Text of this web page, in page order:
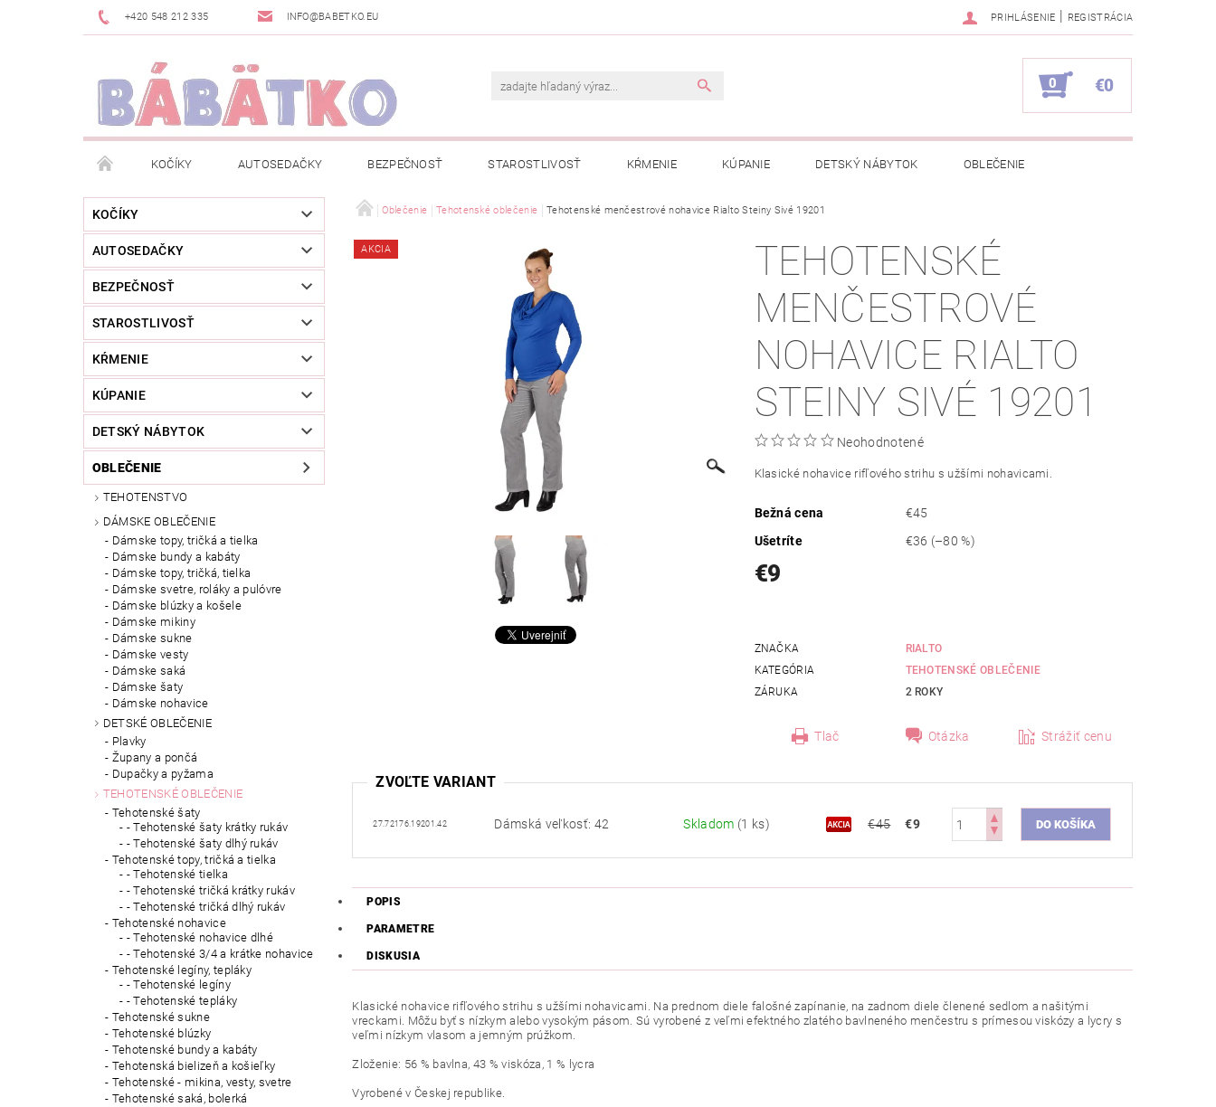
+420 548 212 335 INFO@BABETKO.EU PRIHLÁSENIE | REGISTRÁCIA
0 €0
KOČÍKY AUTOSEDAČKY BEZPEČNOSŤ STAROSTLIVOSŤ KŔMENIE KÚPANIE DETSKÝ NÁBYTOK OBLEČENIE
DOGSPACE POSLEDNÁ ŠANCA OBCHODNÉ PODMIENKY OCHRANA OSOBNÝCH ÚDAJOV
NOVINKY MOJA OBJEDNÁVKA
KOČÍKY
AUTOSEDAČKY
BEZPEČNOSŤ
STAROSTLIVOSŤ
KŔMENIE
KÚPANIE
DETSKÝ NÁBYTOK
OBLEČENIE
TEHOTENSTVO
DÁMSKE OBLEČENIE
Dámske topy, tričká a tielka
Dámske bundy a kabáty
Dámske topy, tričká, tielka
Dámske svetre, roláky a pulóvre
Dámske blúzky a košele
Dámske mikiny
Dámske sukne
Dámske vesty
Dámske saká
Dámske šaty
Dámske nohavice
DETSKÉ OBLEČENIE
Plavky
Župany a pončá
Dupačky a pyžama
TEHOTENSKÉ OBLEČENIE
Tehotenské šaty
- Tehotenské šaty krátky rukáv
- Tehotenské šaty dlhý rukáv
Tehotenské topy, tričká a tielka
- Tehotenské tielka
- Tehotenské tričká krátky rukáv
- Tehotenské tričká dlhý rukáv
Tehotenské nohavice
- Tehotenské nohavice dlhé
- Tehotenské 3/4 a krátke nohavice
Tehotenské legíny, tepláky
- Tehotenské legíny
- Tehotenské tepláky
Tehotenské sukne
Tehotenské blúzky
Tehotenské bundy a kabáty
Tehotenská bielizeň a košieľky
Tehotenské - mikina, vesty, svetre
Tehotenské saká, bolerká
Oblečenie Tehotenské oblečenie Tehotenské menčestrové nohavice Rialto Steiny Sivé 19201
AKCIA
TEHOTENSKÉ
MENČESTROVÉ
NOHAVICE RIALTO
STEINY SIVÉ 19201
Neohodnotené
Klasické nohavice rifľového strihu s užšími nohavicami .
Bežná cena
€45
Ušetríte
€36 (–80 %)
€9
ZNAČKA
RIALTO
KATEGÓRIA
TEHOTENSKÉ OBLEČENIE
ZÁRUKA
2 ROKY
Tlač Otázka Strážiť cenu
ZVOĽTE VARIANT
27.72176.19201.42 Dámská veľkosť: 42 Skladom (1 ks) €45 €9
POPIS
PARAMETRE
DISKUSIA
Klasické nohavice rifľového strihu s užšími nohavicami. Na prednom diele falošné zapínanie, na zadnom diele členené sedlom a našitými
vreckami. Môžu byť s nízkym alebo vysokým pásom. Sú vyrobené z veľmi efektného zlatého bavlneného menčestru s prímesou viskózy a lycry s
veľmi nízkym vlasom a jemným prúžkom.
Zloženie: 56 % bavlna, 43 % viskóza, 1 % lycra
Vyrobené v Českej republike.